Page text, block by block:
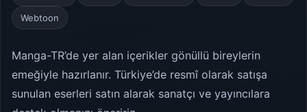
Webtoon
Manga-TR’de yer alan içerikler gönüllü bireylerin
emeğiyle hazırlanır. Türkiye’de resmî olarak satışa
sunulan eserleri satın alarak sanatçı ve yayıncılara